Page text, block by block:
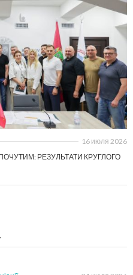
16 июля 2026
РЕЗУЛЬТАТИ КРУГЛОГО